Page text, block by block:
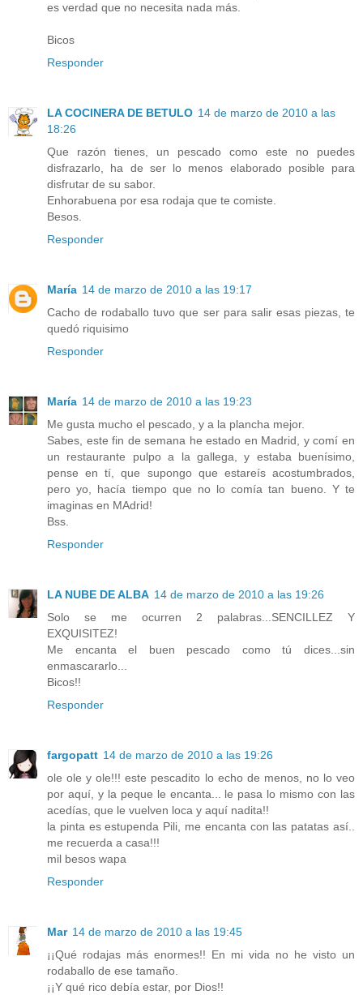
es verdad que no necesita nada más.
Bicos
Responder
LA COCINERA DE BETULO 14 de marzo de 2010 a las
18:26
Que razón tienes, un pescado como este no puedes
disfrazarlo, ha de ser lo menos elaborado posible para
disfrutar de su sabor.
Enhorabuena por esa rodaja que te comiste.
Besos.
Responder
María 14 de marzo de 2010 a las 19:17
Cacho de rodaballo tuvo que ser para salir esas piezas, te
quedó riquisimo
Responder
María 14 de marzo de 2010 a las 19:23
Me gusta mucho el pescado, y a la plancha mejor.
Sabes, este fin de semana he estado en Madrid, y comí en
un restaurante pulpo a la gallega, y estaba buenísimo,
pense en tí, que supongo que estareís acostumbrados,
pero yo, hacía tiempo que no lo comía tan bueno. Y te
imaginas en MAdrid!
Bss.
Responder
LA NUBE DE ALBA 14 de marzo de 2010 a las 19:26
Solo se me ocurren 2 palabras...SENCILLEZ Y
EXQUISITEZ!
Me encanta el buen pescado como tú dices...sin
enmascararlo...
Bicos!!
Responder
fargopatt 14 de marzo de 2010 a las 19:26
ole ole y ole!!! este pescadito lo echo de menos, no lo veo
por aquí, y la peque le encanta... le pasa lo mismo con las
acedías, que le vuelven loca y aquí nadita!!
la pinta es estupenda Pili, me encanta con las patatas así..
me recuerda a casa!!!
mil besos wapa
Responder
Mar 14 de marzo de 2010 a las 19:45
¡¡Qué rodajas más enormes!! En mi vida no he visto un
rodaballo de ese tamaño.
¡¡Y qué rico debía estar, por Dios!!